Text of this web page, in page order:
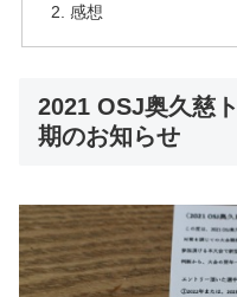
感想
2021 OSJ奥久慈
期のお知らせ